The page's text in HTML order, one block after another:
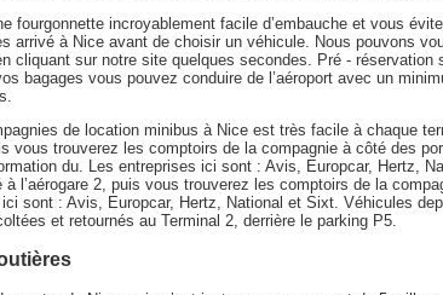
fourgonnette incroyablement facile d’embauche et vous
arrivé à Nice avant de choisir un véhicule. Nous pouvons
cliquant sur notre site quelques secondes. Pré - réservation
bagages vous pouvez conduire de l’aéroport avec un
de location minibus à Nice est très facile à chaque
vous trouverez les comptoirs de la compagnie à côté des
du. Les entreprises ici sont : Avis, Europcar, Hertz,
l’aérogare 2, puis vous trouverez les comptoirs de la
ici sont : Avis, Europcar, Hertz, National et Sixt. Véhicules
et retournés au Terminal 2, derrière le parking P5.